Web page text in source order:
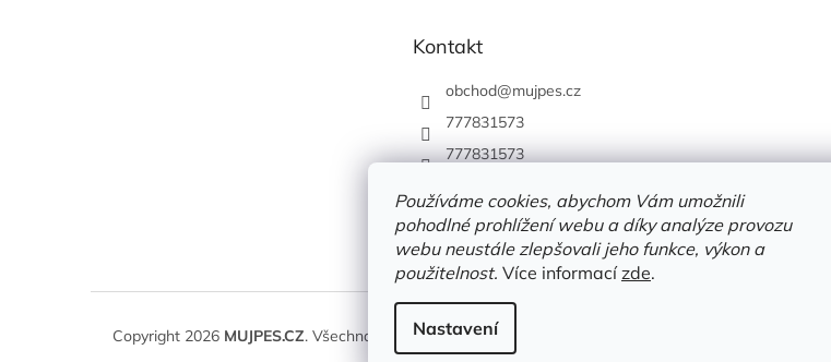
Používáme cookies, abychom Vám umožnili
pohodlné prohlížení webu a díky analýze provozu
webu neustále zlepšovali jeho funkce, výkon a
použitelnost. Více informacízde.
Nastavení
Kontakt
obchod@mujpes.cz
777831573
777831573
Copyright 2026 MUJPES.CZ. Všechna práva vyhrazena.